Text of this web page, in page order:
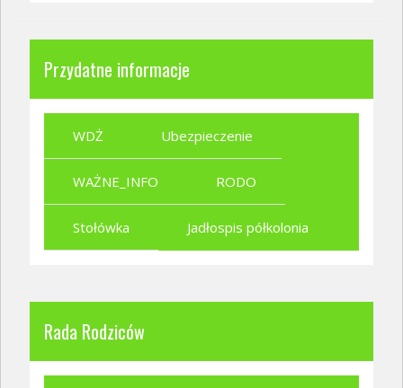
Przydatne informacje
WDŻ Ubezpieczenie
WAŻNE_INFO RODO
Stołówka Jadłospis półkolonia
Rada Rodziców